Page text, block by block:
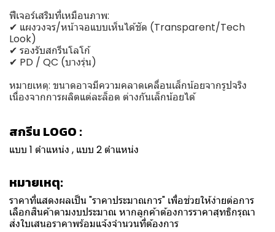
ฟีเจอร์เสริมที่เหมือนภาพ:
✔ แผงวงจร/หน้าจอแบบเห็นได้ชัด (Transparent/Tech
Look)
✔ รองรับสกรีนโลโก้
✔ PD / QC (บางรุ่น)
หมายเหตุ: ขนาดอาจมีความคลาดเคลื่อนเล็กน้อยจากรูปจริง
เนื่องจากการผลิตแต่ละล็อต ต่างกันเล็กน้อยได้
สกรีน LOGO :
แบบ 1 ตำแหน่ง , แบบ 2 ตำแหน่ง
หมายเหตุ:
ราคาที่แสดงผลเป็น "ราคาประมาณการ" เพื่อช่วยให้ง่ายต่อการ
เลือกสินค้าตามงบประมาณ หากลูกค้าต้องการราคาสุทธิกรุณา
ส่งใบเสนอราคาพร้อมแจ้งจำนวนที่ต้องการ